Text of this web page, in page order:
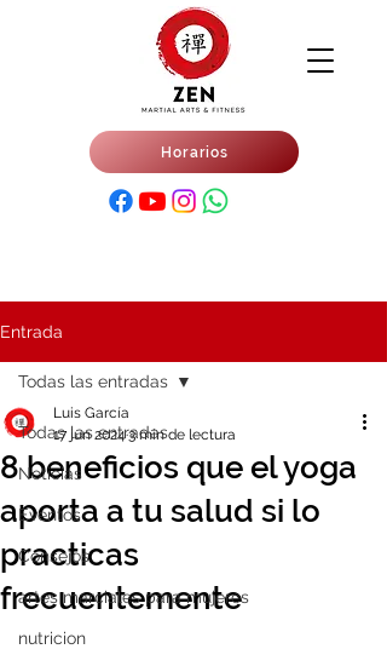
Horarios
Entrada
Todas las entradas
Noticias
Eventos
Consejos
artes marciales para mujeres
nutricion
Todas las entradas
8 beneficios que el yoga
aporta a tu salud si lo
practicas
frecuentemente
Luis García
17 jun 20243 min de lectura